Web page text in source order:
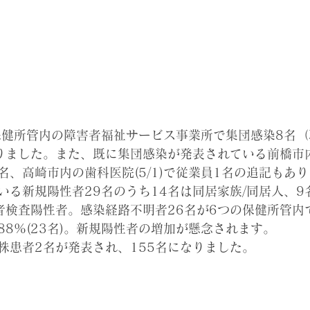
所管内の障害者福祉サービス事業所で集団感染8名
した。また、既に集団感染が発表されている前橋市
、高崎市内の歯科医院(5/1)で従業員1名の追記もあ
る新規陽性者29名のうち14名は同居家族/同居人、9
検査陽性者。感染経路不明者26名が6つの保健所管内
名)。新規陽性者の増加が懸念されます。
患者2名が発表され、155名になりました。